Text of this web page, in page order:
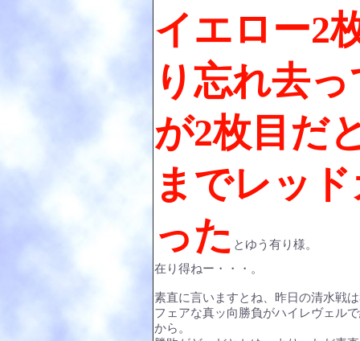
イエロー2
り忘れ去
が2枚目だ
までレッ
った とゆう有り様。
在り得ねー・・・。
素直に言いますとね、昨日の清水戦
フェアな真ッ向勝負がハイレヴェル
から。